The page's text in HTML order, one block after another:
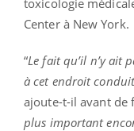
Center à New York.
“Le fait qu’il n’y ait
à cet endroit
ajoute-t-il avant de
plus important